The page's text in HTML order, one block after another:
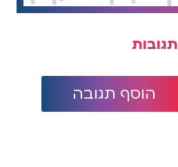
תגובות
הוסף תגובה